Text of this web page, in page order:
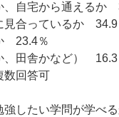
自宅から通えるか
合っているか 34.9
23.4％
田舎かなど） 16.3
数回答可
強したい学問が学べ